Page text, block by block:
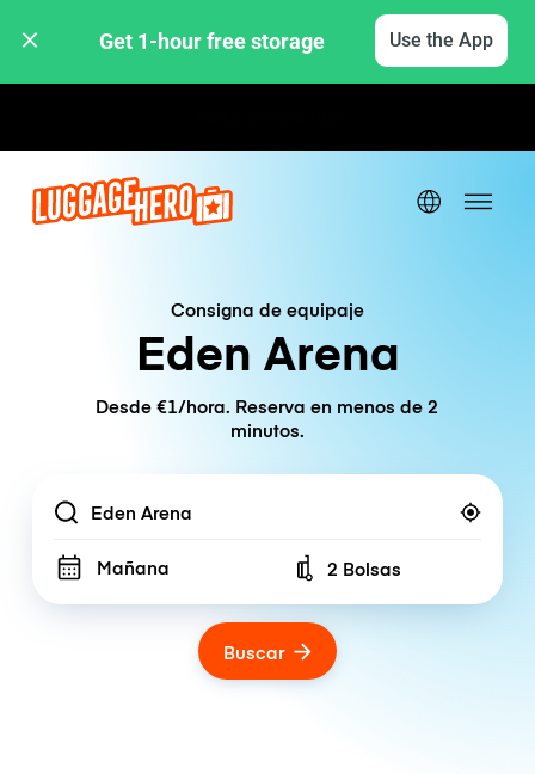
Get 1-hour free storage Use the App
Consigna de equipaje
Eden Arena
Desde €1/hora. Reserva en menos de 2
minutos.
Location
Mañana Number of bags
2 Bolsas
Buscar